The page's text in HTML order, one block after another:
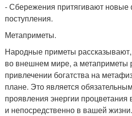
- Сбережения притягивают
поступления.
Метаприметы.
Народные приметы рассказывают,
во внешнем мире, а метаприметы
привлечении богатства на
плане. Это является
проявления энергии
и непосредственно в вашей жизни.